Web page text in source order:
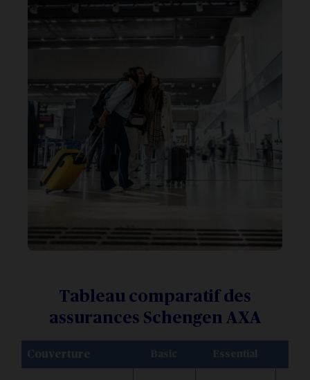
Tableau comparatif des
assurances Schengen AXA
Couverture Basic Essential